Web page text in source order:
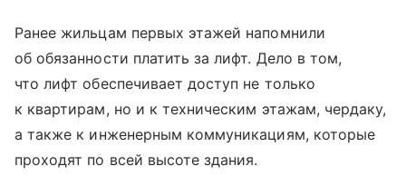
Ранее жильцам первых этажей напомнили
об обязанности платить за лифт. Дело в том,
что лифт обеспечивает доступ не только
к квартирам, но и к техническим этажам, чердаку,
а также к инженерным коммуникациям, которые
проходят по всей высоте здания.